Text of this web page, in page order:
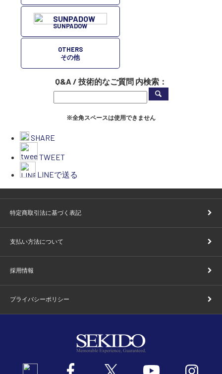
SUNPADOW
OTHERS
その他
Q&A / 技術的なご質問 内検索：
※全角スペースは使用できません
SHARE
TWEET
LINEで送る
特定商取引法に基づく表記
支払い方法について
採用情報
プライバシーポリシー